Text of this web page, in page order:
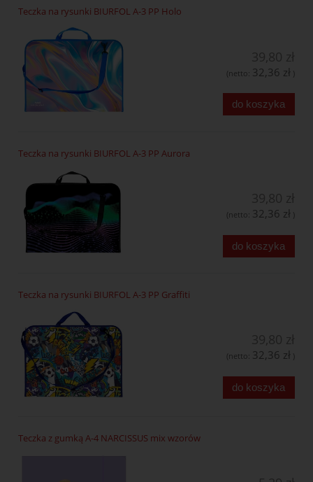
Teczka na rysunki BIURFOL A-3 PP Holo
(netto: 32,36 zł )
do koszyka
Teczka na rysunki BIURFOL A-3 PP Aurora
(netto: 32,36 zł )
do koszyka
Teczka na rysunki BIURFOL A-3 PP Graffiti
(netto: 32,36 zł )
do koszyka
Teczka z gumką A-4 NARCISSUS mix wzorów